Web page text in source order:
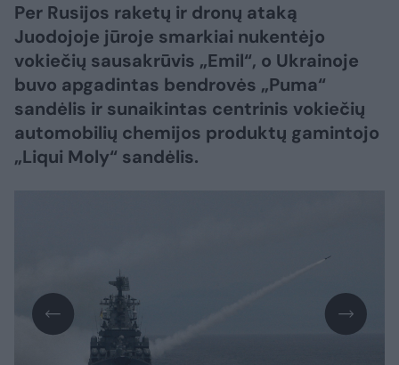
Per Rusijos raketų ir dronų ataką
Juodojoje jūroje smarkiai nukentėjo
vokiečių sausakrūvis „Emil“, o Ukrainoje
buvo apgadintas bendrovės „Puma“
sandėlis ir sunaikintas centrinis vokiečių
automobilių chemijos produktų gamintojo
„Liqui Moly“ sandėlis.